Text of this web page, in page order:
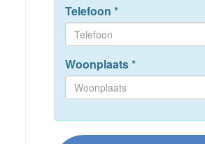
Telefoon *
Woonplaats*